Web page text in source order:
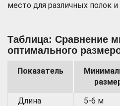
место для различных полок
Таблица: Сравнение
оптимального
Показатель
Длина
5-6 м